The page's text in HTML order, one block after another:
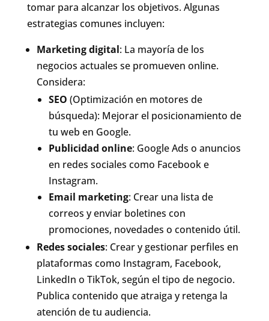
tomar para alcanzar los objetivos. Algunas
estrategias comunes incluyen:
Marketing digital: La mayoría de los
negocios actuales se promueven online.
Considera:
SEO (Optimización en motores de
búsqueda): Mejorar el posicionamiento de
tu web en Google.
Publicidad online: Google Ads o anuncios
en redes sociales como Facebook e
Instagram.
Email marketing: Crear una lista de
correos y enviar boletines con
promociones, novedades o contenido útil.
Redes sociales: Crear y gestionar perfiles en
plataformas como Instagram, Facebook,
LinkedIn o TikTok, según el tipo de negocio.
Publica contenido que atraiga y retenga la
atención de tu audiencia.